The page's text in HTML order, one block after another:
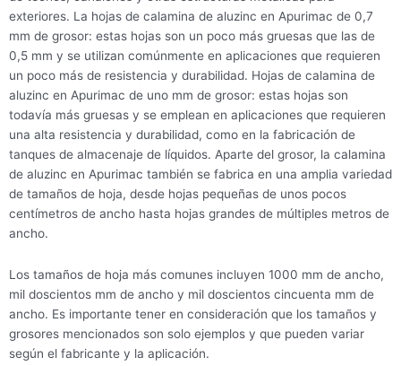
exteriores. La hojas de calamina de aluzinc en Apurimac de 0,7
mm de grosor: estas hojas son un poco más gruesas que las de
0,5 mm y se utilizan comúnmente en aplicaciones que requieren
un poco más de resistencia y durabilidad. Hojas de calamina de
aluzinc en Apurimac de uno mm de grosor: estas hojas son
todavía más gruesas y se emplean en aplicaciones que requieren
una alta resistencia y durabilidad, como en la fabricación de
tanques de almacenaje de líquidos. Aparte del grosor, la calamina
de aluzinc en Apurimac también se fabrica en una amplia variedad
de tamaños de hoja, desde hojas pequeñas de unos pocos
centímetros de ancho hasta hojas grandes de múltiples metros de
ancho.
Los tamaños de hoja más comunes incluyen 1000 mm de ancho,
mil doscientos mm de ancho y mil doscientos cincuenta mm de
ancho. Es importante tener en consideración que los tamaños y
grosores mencionados son solo ejemplos y que pueden variar
según el fabricante y la aplicación.